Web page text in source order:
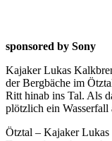
sponsored by Sony
Kajaker Lukas
der Bergbäche im
Ritt hinab ins Tal. Als
plötzlich ein
Ötztal – Kajaker